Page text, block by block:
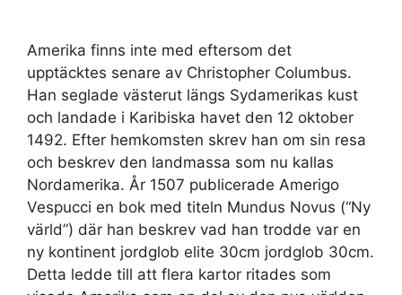
Amerika finns inte med eftersom det
upptäcktes senare av Christopher Columbus.
Han seglade västerut längs Sydamerikas kust
och landade i Karibiska havet den 12 oktober
1492. Efter hemkomsten skrev han om sin resa
och beskrev den landmassa som nu kallas
Nordamerika. År 1507 publicerade Amerigo
Vespucci en bok med titeln Mundus Novus (“Ny
värld”) där han beskrev vad han trodde var en
ny kontinent jordglob elite 30cm jordglob 30cm.
Detta ledde till att flera kartor ritades som